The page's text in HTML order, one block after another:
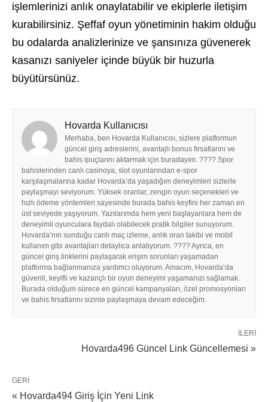
işlemlerinizi anlık onaylatabilir ve ekiplerle iletişim
kurabilirsiniz. Şeffaf oyun yönetiminin hakim olduğu
bu odalarda analizlerinize ve şansınıza güvenerek
kasanızı saniyeler içinde büyük bir huzurla
büyütürsünüz.
Hovarda Kullanıcısı
Merhaba, ben Hovarda Kullanıcısı, sizlere platformun
güncel giriş adreslerini, avantajlı bonus fırsatlarını ve
bahis ipuçlarını aktarmak için buradayım. ???? Spor
bahislerinden canlı casinoya, slot oyunlarından e-spor
karşılaşmalarına kadar Hovarda’da yaşadığım deneyimleri sizlerle
paylaşmayı seviyorum. Yüksek oranlar, zengin oyun seçenekleri ve
hızlı ödeme yöntemleri sayesinde burada bahis keyfini her zaman en
üst seviyede yaşıyorum. Yazılarımda hem yeni başlayanlara hem de
deneyimli oyunculara faydalı olabilecek pratik bilgiler sunuyorum.
Hovarda’nın sunduğu canlı maç izleme, anlık oran takibi ve mobil
kullanım gibi avantajları detaylıca anlatıyorum. ???? Ayrıca, en
güncel giriş linklerini paylaşarak erişim sorunları yaşamadan
platforma bağlanmanıza yardımcı oluyorum. Amacım, Hovarda’da
güvenli, keyifli ve kazançlı bir oyun deneyimi yaşamanızı sağlamak.
Burada olduğum sürece en güncel kampanyaları, özel promosyonları
ve bahis fırsatlarını sizinle paylaşmaya devam edeceğim.
İLERI
Hovarda496 Güncel Link Güncellemesi »
GERI
« Hovarda494 Giriş İçin Yeni Link